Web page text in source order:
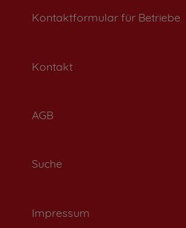
Kontaktformular für Betriebe
Kontakt
AGB
Suche
Impressum